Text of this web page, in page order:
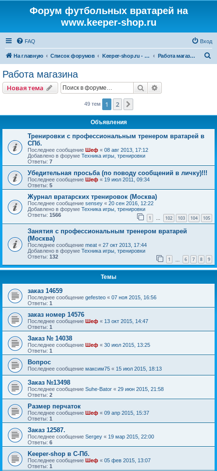
Форум футбольных вратарей на
www.keeper-shop.ru
FAQ Вход
На главную Список форумов Keeper-shop.ru - магазин для вратарей Работа магазина
Работа магазина
Новая тема Поиск
49 тем 1 2
Объявления
Тренировки с профессиональным тренером вратарей в
СПб.
Последнее сообщение Шеф « 08 авг 2013, 17:12
Добавлено в форуме Техника игры, тренировки
Ответы: 7
Убедительная просьба (по поводу сообщений в личку)!!!
Последнее сообщение Шеф « 19 июл 2011, 09:34
Ответы: 5
Журнал вратарских тренировок (Москва)
Последнее сообщение sensey « 20 сен 2016, 12:22
Добавлено в форуме Техника игры, тренировки
Ответы: 1566 1 … 102 103 104 105
Занятия с профессиональным тренером вратарей
(Москва)
Последнее сообщение meat « 27 окт 2013, 17:44
Добавлено в форуме Техника игры, тренировки
Ответы: 132 1 6 7 8 9
Темы
заказ 14659
Последнее сообщение gefesteo « 07 ноя 2015, 16:56
Ответы: 1
заказ номер 14576
Последнее сообщение Шеф « 13 окт 2015, 14:47
Ответы: 1
Заказ № 14038
Последнее сообщение Шеф « 30 июл 2015, 13:25
Ответы: 1
Вопрос
Последнее сообщение максим75 « 15 июл 2015, 18:13
Заказ №13498
Последнее сообщение Suhe-Bator « 29 июн 2015, 21:58
Ответы: 2
Размер перчаток
Последнее сообщение Шеф « 09 апр 2015, 15:37
Ответы: 1
Заказ 12587.
Последнее сообщение Sergey « 19 мар 2015, 22:00
Ответы: 6
Keeper-shop в С-Пб.
Последнее сообщение Шеф « 05 фев 2015, 13:07
Ответы: 1